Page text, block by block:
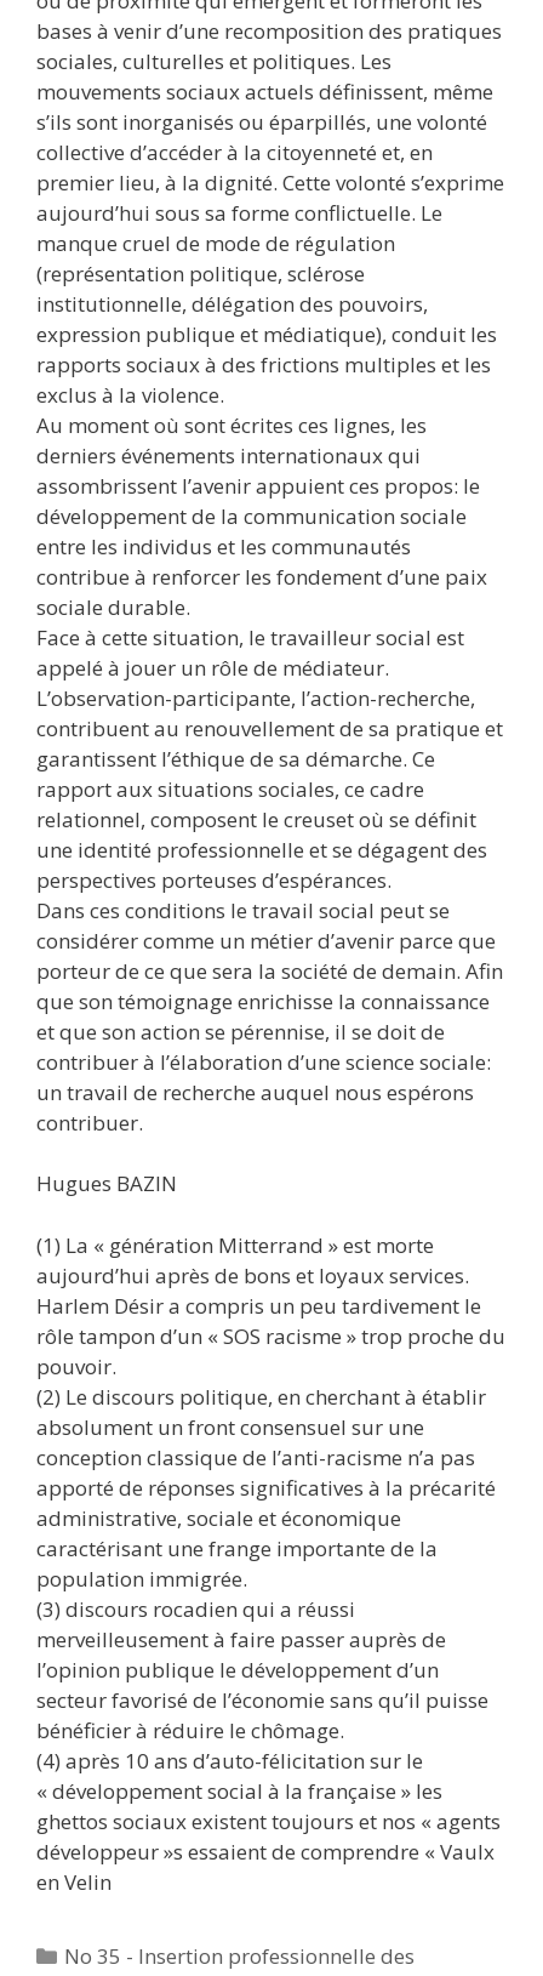
bases à venir d’une recomposition des pratiques
sociales, culturelles et politiques. Les
mouvements sociaux actuels définissent, même
s’ils sont inorganisés ou éparpillés, une volonté
collective d’accéder à la citoyenneté et, en
premier lieu, à la dignité. Cette volonté s’exprime
aujourd’hui sous sa forme conflictuelle. Le
manque cruel de mode de régulation
(représentation politique, sclérose
institutionnelle, délégation des pouvoirs,
expression publique et médiatique), conduit les
rapports sociaux à des frictions multiples et les
exclus à la violence.
Au moment où sont écrites ces lignes, les
derniers événements internationaux qui
assombrissent l’avenir appuient ces propos: le
développement de la communication sociale
entre les individus et les communautés
contribue à renforcer les fondement d’une paix
sociale durable.
Face à cette situation, le travailleur social est
appelé à jouer un rôle de médiateur.
L’observation-participante, l’action-recherche,
contribuent au renouvellement de sa pratique et
garantissent l’éthique de sa démarche. Ce
rapport aux situations sociales, ce cadre
relationnel, composent le creuset où se définit
une identité professionnelle et se dégagent des
perspectives porteuses d’espérances.
Dans ces conditions le travail social peut se
considérer comme un métier d’avenir parce que
porteur de ce que sera la société de demain. Afin
que son témoignage enrichisse la connaissance
et que son action se pérennise, il se doit de
contribuer à l’élaboration d’une science sociale:
un travail de recherche auquel nous espérons
contribuer.
Hugues BAZIN
(1) La « génération Mitterrand » est morte
aujourd’hui après de bons et loyaux services.
Harlem Désir a compris un peu tardivement le
rôle tampon d’un « SOS racisme » trop proche du
pouvoir.
(2) Le discours politique, en cherchant à établir
absolument un front consensuel sur une
conception classique de l’anti-racisme n’a pas
apporté de réponses significatives à la précarité
administrative, sociale et économique
caractérisant une frange importante de la
population immigrée.
(3) discours rocadien qui a réussi
merveilleusement à faire passer auprès de
l’opinion publique le développement d’un
secteur favorisé de l’économie sans qu’il puisse
bénéficier à réduire le chômage.
(4) après 10 ans d’auto-félicitation sur le
« développement social à la française » les
ghettos sociaux existent toujours et nos « agents
développeur »s essaient de comprendre « Vaulx
en Velin
Catégories
No 35 - Insertion professionnelle des